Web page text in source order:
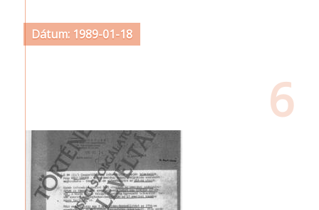
Dátum: 1989-01-18
6